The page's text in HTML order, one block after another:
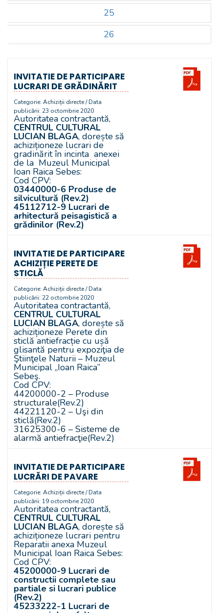
25
26
INVITATIE DE PARTICIPARE
LUCRARI DE GRĂDINĂRIT
Categorie: Achiziții directe/ Data
publicării: 23 octombrie 2020
Autoritatea contractantă,
CENTRUL CULTURAL
LUCIAN BLAGA, dorește să
achiziționeze lucrari de
gradinărit în incinta anexei
de la Muzeul Municipal
Ioan Raica Sebes:
Cod CPV:
03440000-6 Produse de
silvicultură (Rev.2)
45112712-9 Lucrari de
arhitectură peisagistică a
grădinilor (Rev.2)
INVITATIE DE PARTICIPARE
ACHIZIȚIE PERETE DE
STICLĂ
Categorie: Achiziții directe/ Data
publicării: 22 octombrie 2020
Autoritatea contractantă,
CENTRUL CULTURAL
LUCIAN BLAGA, dorește să
achiziționeze Perete din
sticlă antiefracție cu ușă
glisantă pentru expoziţia de
Ştiinţele Naturii – Muzeul
Municipal „Ioan Raica”
Sebeş.
Cod CPV:
44200000-2 – Produse
structurale(Rev.2)
44221120-2 – Uşi din
sticlă(Rev.2)
31625300-6 – Sisteme de
alarmă antiefracţie(Rev.2)
INVITATIE DE PARTICIPARE
LUCRĂRI DE PAVARE
Categorie: Achiziții directe/ Data
publicării: 19 octombrie 2020
Autoritatea contractantă,
CENTRUL CULTURAL
LUCIAN BLAGA, dorește să
achiziționeze lucrari pentru
Reparatii anexa Muzeul
Municipal Ioan Raica Sebes:
Cod CPV:
45200000-9 Lucrari de
constructii complete sau
partiale si lucrari publice
(Rev.2)
45233222-1 Lucrari de